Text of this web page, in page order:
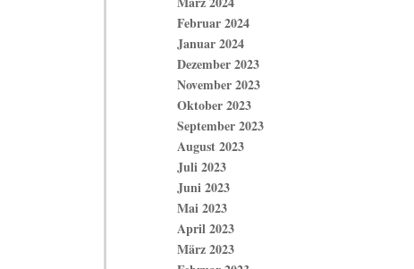
Februar 2024
Januar 2024
Dezember 2023
November 2023
Oktober 2023
September 2023
August 2023
Juli 2023
Juni 2023
Mai 2023
April 2023
März 2023